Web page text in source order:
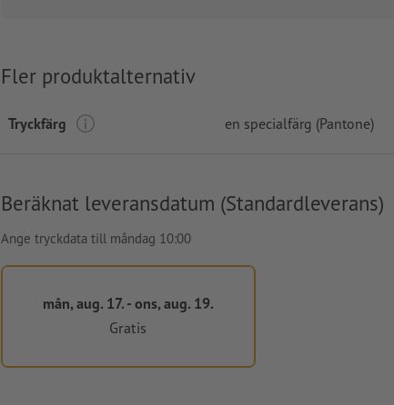
Fler produktalternativ
Tryckfärg en specialfärg (Pantone)
Beräknat leveransdatum (Standardleverans)
Ange tryckdata till måndag 10:00
mån, aug. 17. - ons, aug. 19.
Gratis